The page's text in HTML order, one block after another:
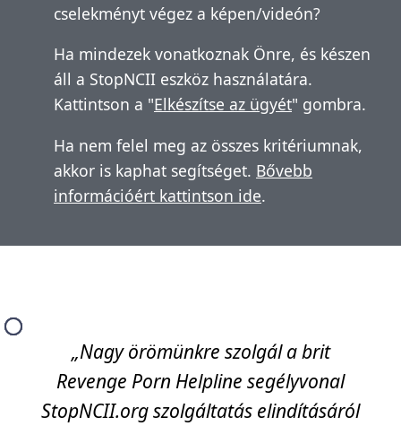
cselekményt végez a képen/videón?
Ha mindezek vonatkoznak Önre, és készen
áll a StopNCII eszköz használatára.
Kattintson a "Elkészítse az ügyét" gombra.
Ha nem felel meg az összes kritériumnak,
akkor is kaphat segítséget. Bővebb
információért kattintson ide.
„Nagy örömünkre szolgál a brit
Revenge Porn Helpline segélyvonal
StopNCII.org szolgáltatás elindításáról